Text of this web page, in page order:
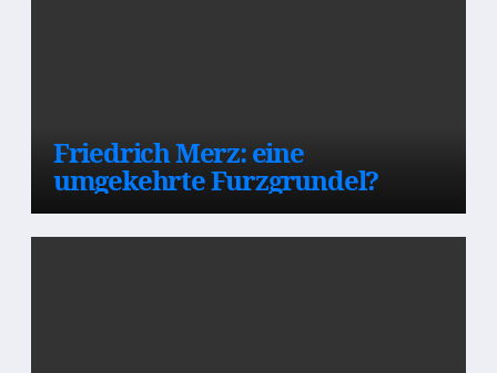
Friedrich Merz: eine
umgekehrte Furzgrundel?